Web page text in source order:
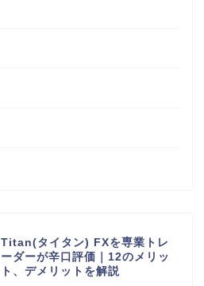
Titan(タイタン) FXを専業トレ
ーダーが辛口評価｜12のメリッ
ト、デメリットを解説